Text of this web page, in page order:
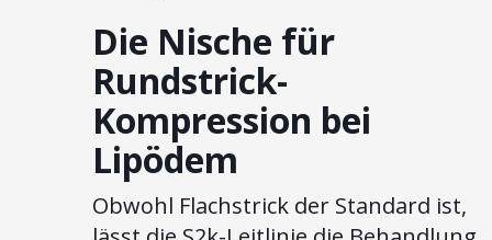
Die Nische für
Rundstrick-
Kompression bei
Lipödem
Obwohl Flachstrick der Standard ist,